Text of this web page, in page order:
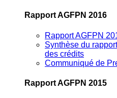
Rapport AGFPN 2016
Rapport AGFPN
Synthèse du
des crédits
Communiqué de
Rapport AGFPN 2015